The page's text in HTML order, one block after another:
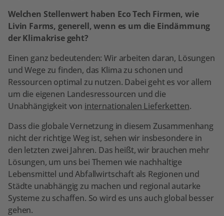
Welchen Stellenwert haben Eco Tech Firmen, wie
Livin Farms, generell, wenn es um die Eindämmung
der Klimakrise geht?
Einen ganz bedeutenden: Wir arbeiten daran, Lösungen
und Wege zu finden, das Klima zu schonen und
Ressourcen optimal zu nutzen. Dabei geht es vor allem
um die eigenen Landesressourcen und die
Unabhängigkeit von internationalen Lieferketten.
Dass die globale Vernetzung in diesem Zusammenhang
nicht der richtige Weg ist, sehen wir insbesondere in
den letzten zwei Jahren. Das heißt, wir brauchen mehr
Lösungen, um uns bei Themen wie nachhaltige
Lebensmittel und Abfallwirtschaft als Regionen und
Städte unabhängig zu machen und regional autarke
Systeme zu schaffen. So wird es uns auch global besser
gehen.